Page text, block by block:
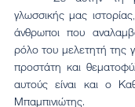
γλωσσικής μας
άνθρωποι που
ρόλο του μελετητή της
προστάτη και
αυτούς είναι και ο
Μπαμπινιώτης.